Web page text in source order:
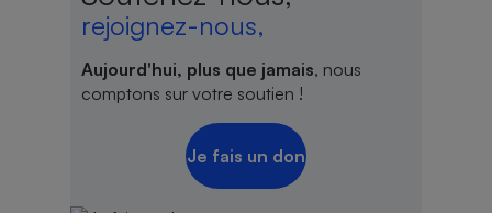
rejoignez-nous,
Aujourd'hui, plus que jamais, nous
comptons sur votre soutien !
Je fais un don